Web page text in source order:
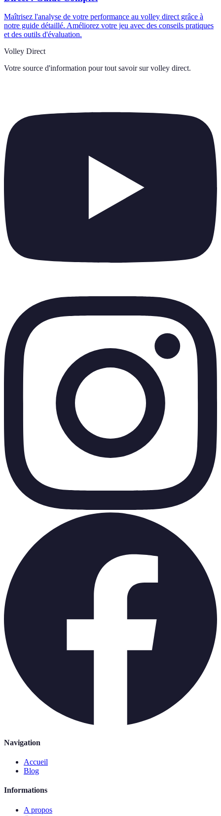
Maîtrisez l'analyse de votre performance au volley direct grâce à
notre guide détaillé. Améliorez votre jeu avec des conseils pratiques
et des outils d'évaluation.
Volley Direct
Votre source d'information pour tout savoir sur volley direct.
Navigation
Accueil
Blog
Informations
A propos